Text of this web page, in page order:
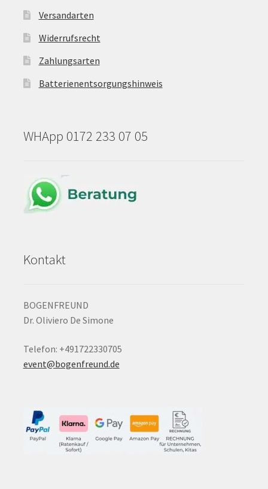
Versandarten
Widerrufsrecht
Zahlungsarten
Batterienentsorgungshinweis
WHApp 0172 233 07 05
Kontakt
BOGENFREUND
Dr. Oliviero De Simone
Telefon: +491722330705
event@bogenfreund.de